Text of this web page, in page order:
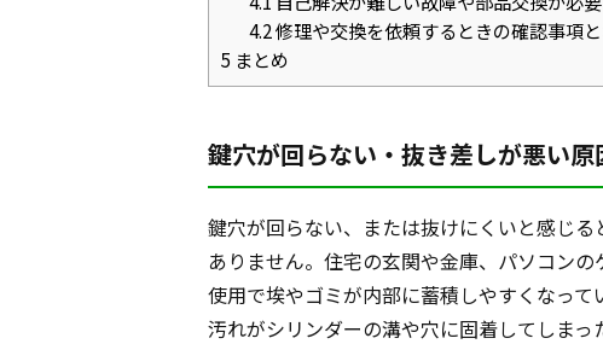
4.2修理や交換を依頼するときの確認事項
5 まとめ
鍵穴が回らない・抜き差しが悪い
鍵穴が回らない、または抜けにくいと感じ
ありません。住宅の玄関や金庫、パソコン
使用で埃やゴミが内部に蓄積しやすくなって
汚れがシリンダーの溝や穴に固着してしま